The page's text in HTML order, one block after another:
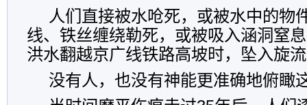
人们直接被水呛死，或被水中的物
线、铁丝缠绕勒死，或被吸入涵洞窒
洪水翻越京广线铁路高坡时，坠入旋
没有人，也没有神能更准确地俯瞰